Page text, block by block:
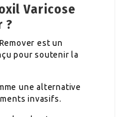
Varicose
?
est un
pour soutenir la
une alternative
invasifs.